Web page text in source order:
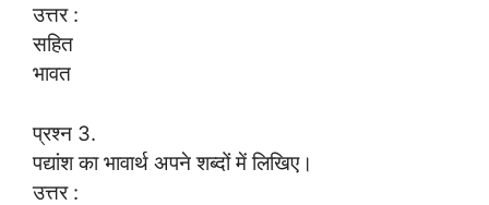
उत्तर :
सहित
भावत
प्रश्न 3.
पद्यांश का भावार्थ अपने शब्दों में लिखिए।
उत्तर :